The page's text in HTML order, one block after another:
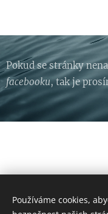
Pokud se stránky
facebooku, tak je
Používáme cookies,